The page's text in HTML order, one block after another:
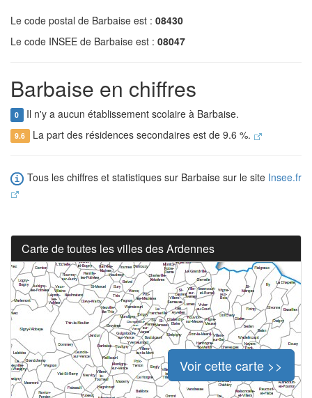
Le code postal de Barbaise est : 08430
Le code INSEE de Barbaise est : 08047
Barbaise en chiffres
0 Il n'y a aucun établissement scolaire à Barbaise.
9.6 La part des résidences secondaires est de 9.6 %.
Tous les chiffres et statistiques sur Barbaise sur le site Insee.fr
Carte de toutes les villes des Ardennes
Voir cette carte >>